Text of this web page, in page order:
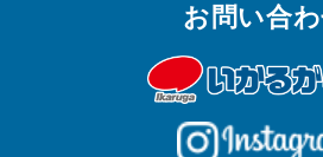
お問い合